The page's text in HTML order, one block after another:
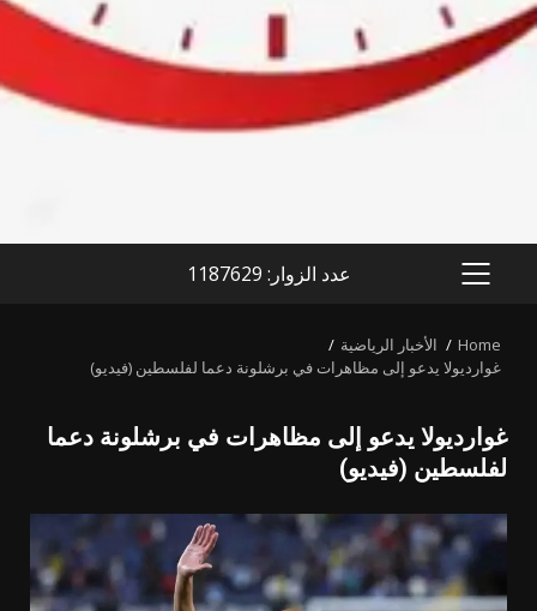
PRIMARY
عدد الزوار: 1187629
Home
الأخبار الرياضية
غوارديولا يدعو إلى مظاهرات في برشلونة دعما لفلسطين (فيديو)
غوارديولا يدعو إلى مظاهرات في برشلونة دعما
لفلسطين (فيديو)